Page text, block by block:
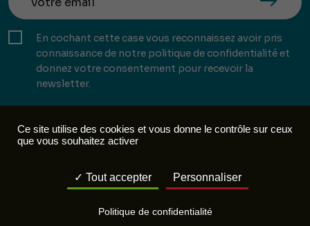
En cochant cette case vous reconnaissez avoir pris
connaissance de notre politique de confidentialité et
donnez votre consentement pour recevoir la
newsletter.
Réalisation : Mill, Privas
Ce site utilise des cookies et vous donne le contrôle sur ceux
que vous souhaitez activer
Tout accepter Personnaliser
Politique de confidentialité